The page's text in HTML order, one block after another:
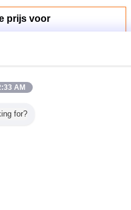
prijs voor
die Vormt Machine,
vormen Rolling
AM
for?